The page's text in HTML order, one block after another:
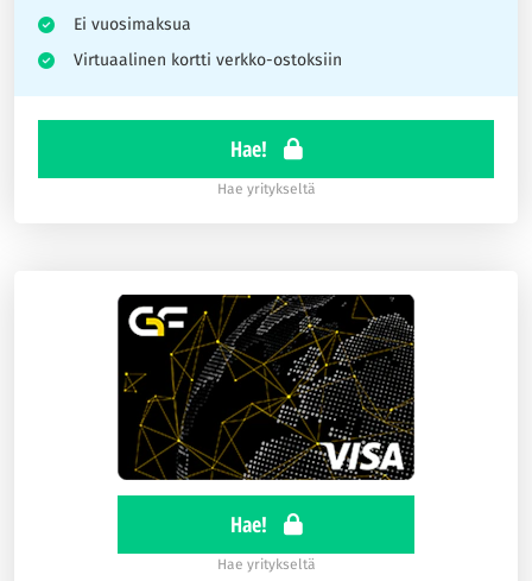
Ei vuosimaksua
Virtuaalinen kortti verkko-ostoksiin
Hae!
Hae yritykseltä
Hae!
Hae yritykseltä